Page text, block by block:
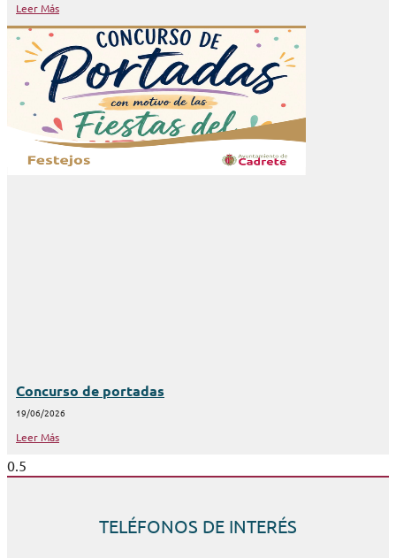
Leer Más
Concurso de portadas
19/06/2026
Leer Más
TELÉFONOS DE INTERÉS